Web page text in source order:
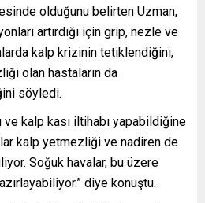
olduğunu belirten Uzman,
artırdığı için grip, nezle ve
kalp krizinin tetiklendiğini,
olan hastaların da
söyledi.
ve kalp kası iltihabı yapabildiğine
kalp yetmezliği ve nadiren de
Soğuk havalar, bu üzere
diye konuştu.